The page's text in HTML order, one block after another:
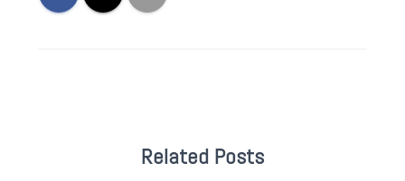
Related Posts